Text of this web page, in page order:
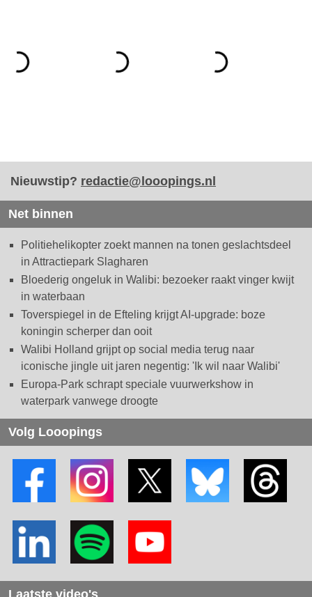
Nieuwstip? redactie@looopings.nl
Net binnen
Politiehelikopter zoekt mannen na tonen geslachtsdeel
in Attractiepark Slagharen
Bloederig ongeluk in Walibi: bezoeker raakt vinger kwijt
in waterbaan
Toverspiegel in de Efteling krijgt AI-upgrade: boze
koningin scherper dan ooit
Walibi Holland grijpt op social media terug naar
iconische jingle uit jaren negentig: 'Ik wil naar Walibi'
Europa-Park schrapt speciale vuurwerkshow in
waterpark vanwege droogte
Volg Looopings